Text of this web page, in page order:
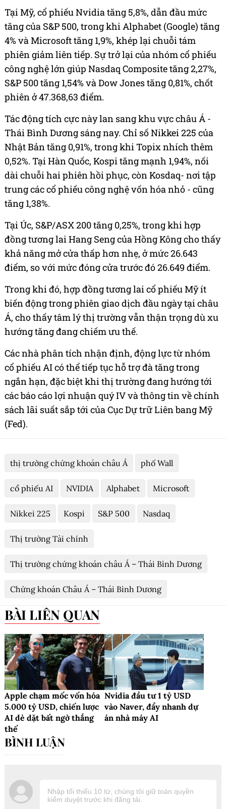
Tại Mỹ, cổ phiếu Nvidia tăng 5,8%, dẫn đầu mức
tăng của S&P 500, trong khi Alphabet (Google) tăng
4% và Microsoft tăng 1,9%, khép lại chuỗi tám
phiên giảm liên tiếp. Sự trở lại của nhóm cổ phiếu
công nghệ lớn giúp Nasdaq Composite tăng 2,27%,
S&P 500 tăng 1,54% và Dow Jones tăng 0,81%, chốt
phiên ở 47.368,63 điểm.
Tác động tích cực này lan sang khu vực châu Á -
Thái Bình Dương sáng nay. Chỉ số Nikkei 225 của
Nhật Bản tăng 0,91%, trong khi Topix nhích thêm
0,52%. Tại Hàn Quốc, Kospi tăng mạnh 1,94%, nối
dài chuỗi hai phiên hồi phục, còn Kosdaq- nơi tập
trung các cổ phiếu công nghệ vốn hóa nhỏ - cũng
tăng 1,38%.
Tại Úc, S&P/ASX 200 tăng 0,25%, trong khi hợp
đồng tương lai Hang Seng của Hồng Kông cho thấy
khả năng mở cửa thấp hơn nhẹ, ở mức 26.643
điểm, so với mức đóng cửa trước đó 26.649 điểm.
Trong khi đó, hợp đồng tương lai cổ phiếu Mỹ ít
biến động trong phiên giao dịch đầu ngày tại châu
Á, cho thấy tâm lý thị trường vẫn thận trọng dù xu
hướng tăng đang chiếm ưu thế.
Các nhà phân tích nhận định, động lực từ nhóm
cổ phiếu AI có thể tiếp tục hỗ trợ đà tăng trong
ngắn hạn, đặc biệt khi thị trường đang hướng tới
các báo cáo lợi nhuận quý IV và thông tin về chính
sách lãi suất sắp tới của Cục Dự trữ Liên bang Mỹ
(Fed).
thị trường chứng khoán châu Á phố Wall
cổ phiếu AI NVIDIA Alphabet Microsoft
Nikkei 225 Kospi S&P 500 Nasdaq
Thị trường Tài chính
Thị trường chứng khoán châu Á – Thái Bình Dương
Chứng khoán Châu Á – Thái Bình Dương
BÀI LIÊN QUAN
Apple chạm mốc vốn hóa
5.000 tỷ USD, chiến lược
AI dè dặt bất ngờ thắng
thế
Nvidia đầu tư 1 tỷ USD
vào Naver, đẩy nhanh dự
án nhà máy AI